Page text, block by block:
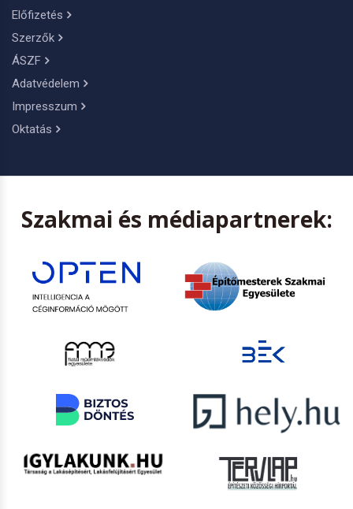
Előfizetés
Szerzők
ÁSZF
Adatvédelem
Impresszum
Oktatás
Szakmai és médiapartnerek: